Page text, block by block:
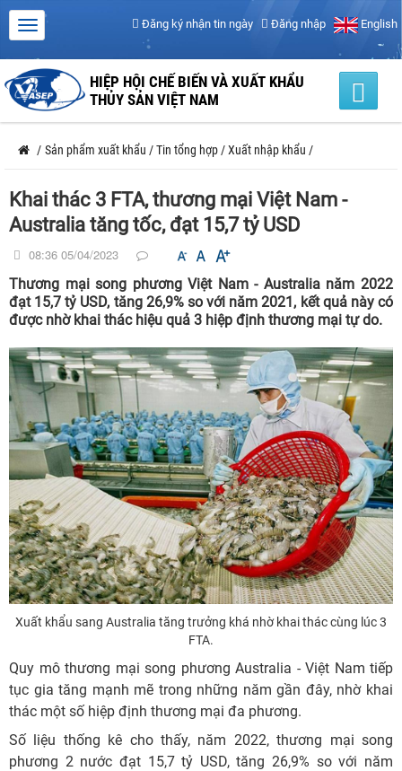
Đăng ký nhận tin ngày Đăng nhập English
HIỆP HỘI CHẾ BIẾN VÀ XUẤT KHẨU
THỦY SẢN VIỆT NAM
/ Sản phẩm xuất khẩu /Tin tổng hợp /Xuất nhập khẩu /
Khai thác 3 FTA, thương mại Việt Nam -
Australia tăng tốc, đạt 15,7 tỷ USD
08:36 05/04/2023
Thương mại song phương Việt Nam - Australia năm 2022
đạt 15,7 tỷ USD, tăng 26,9% so với năm 2021, kết quả này có
được nhờ khai thác hiệu quả 3 hiệp định thương mại tự do.
Xuất khẩu sang Australia tăng trưởng khá nhờ khai thác cùng lúc 3
FTA.
Quy mô thương mại song phương Australia - Việt Nam tiếp
tục gia tăng mạnh mẽ trong những năm gần đây, nhờ khai
thác một số hiệp định thương mại đa phương.
Số liệu thống kê cho thấy, năm 2022, thương mại song
phương 2 nước đạt 15,7 tỷ USD, tăng 26,9% so với năm